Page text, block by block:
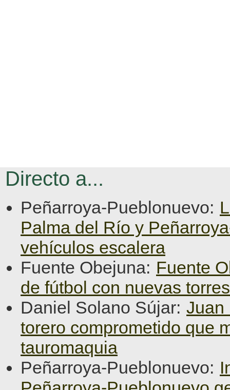
Directo a...
Peñarroya-Pueblonuevo:
Palma del Río y
vehículos escalera
Fuente Obejuna: Fuente
de fútbol con nuevas
Daniel Solano Sújar: Juan
torero comprometido que
tauromaquia
Peñarroya-Pueblonuevo: